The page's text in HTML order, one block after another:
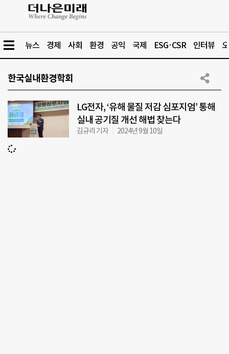
뉴스 경제 사회 환경 공익 국제 ESG·CSR 인터뷰
한국실내환경학회
LG전자, ‘유해 물질 저감 심포지엄’ 통해
실내 공기질 개선 해법 찾는다
김규리 기자 2024년 9월 10일